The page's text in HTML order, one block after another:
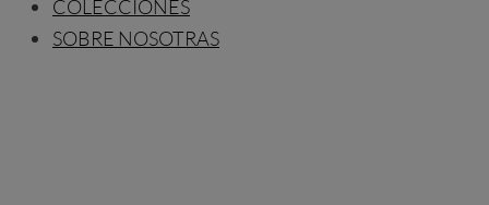
COLECCIONES
SOBRE NOSOTRAS